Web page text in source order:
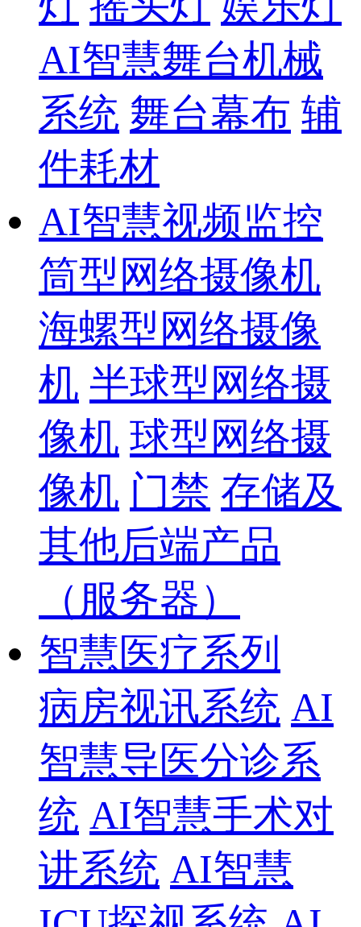
AI智慧舞台机械
系统 舞台幕布 辅
件耗材
AI智慧视频监控
筒型网络摄像机
海螺型网络摄像
机 半球型网络摄
像机 球型网络摄
像机 门禁 存储及
其他后端产品
（服务器）
智慧医疗系列
病房视讯系统 AI
智慧导医分诊系
统 AI智慧手术对
讲系统 AI智慧